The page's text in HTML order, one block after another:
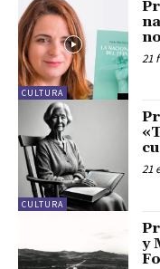
CULTURA
21
CULTURA
21
y